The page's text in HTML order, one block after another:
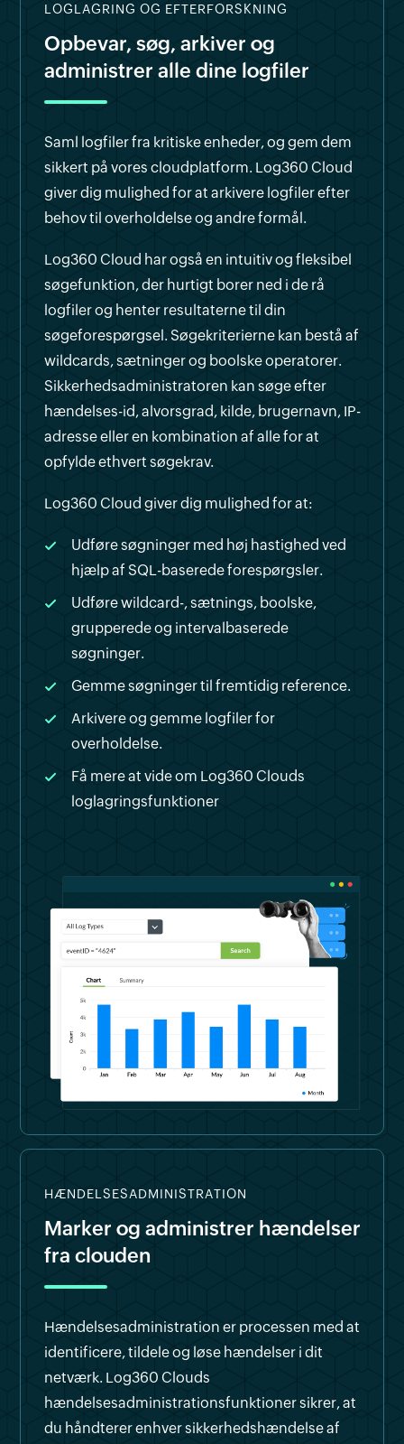
LOGLAGRING OG EFTERFORSKNING
Opbevar, søg, arkiver og
administrer alle dine logfiler
Saml logfiler fra kritiske enheder, og gem dem
sikkert på vores cloudplatform. Log360 Cloud
giver dig mulighed for at arkivere logfiler efter
behov til overholdelse og andre formål.
Log360 Cloud har også en intuitiv og fleksibel
søgefunktion, der hurtigt borer ned i de rå
logfiler og henter resultaterne til din
søgeforespørgsel. Søgekriterierne kan bestå af
wildcards, sætninger og boolske operatorer.
Sikkerhedsadministratoren kan søge efter
hændelses-id, alvorsgrad, kilde, brugernavn, IP-
adresse eller en kombination af alle for at
opfylde ethvert søgekrav.
Log360 Cloud giver dig mulighed for at:
Udføre søgninger med høj hastighed ved
hjælp af SQL-baserede forespørgsler.
Udføre wildcard-, sætnings, boolske,
grupperede og intervalbaserede
søgninger.
Gemme søgninger til fremtidig reference.
Arkivere og gemme logfiler for
overholdelse.
Få mere at vide om Log360 Clouds
loglagringsfunktioner
HÆNDELSESADMINISTRATION
Marker og administrer hændelser
fra clouden
Hændelsesadministration er processen med at
identificere, tildele og løse hændelser i dit
netværk. Log360 Clouds
hændelsesadministrationsfunktioner sikrer, at
du håndterer enhver sikkerhedshændelse af